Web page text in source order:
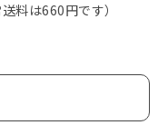
料は660円です）